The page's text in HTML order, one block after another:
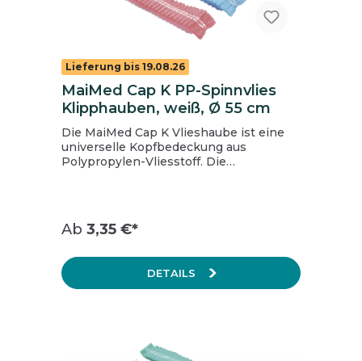
Lieferung bis 19.08.26
MaiMed Cap K PP-Spinnvlies
Klipphauben, weiß, Ø 55 cm
Die MaiMed Cap K Vlieshaube ist eine
universelle Kopfbedeckung aus
Polypropylen-Vliesstoff. Die
vornehmlich in der
Lebensmittelindustrie und im Catering
Karton = 10 Beutel
Ab 3,35 €*
DETAILS